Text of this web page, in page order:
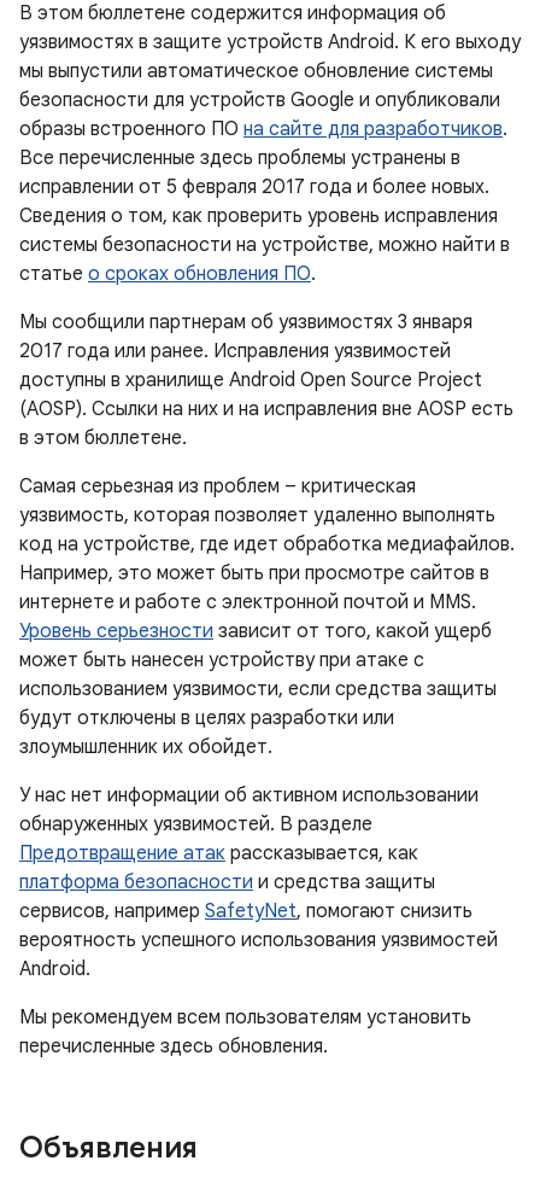
В этом бюллетене содержится информация об
уязвимостях в защите устройств Android. К его выходу
мы выпустили автоматическое обновление системы
безопасности для устройств Google и опубликовали
образы встроенного ПО на сайте для разработчиков.
Все перечисленные здесь проблемы устранены в
исправлении от 5 февраля 2017 года и более новых.
Сведения о том, как проверить уровень исправления
системы безопасности на устройстве, можно найти в
статье о сроках обновления ПО.
Мы сообщили партнерам об уязвимостях 3 января
2017 года или ранее. Исправления уязвимостей
доступны в хранилище Android Open Source Project
(AOSP). Ссылки на них и на исправления вне AOSP есть
в этом бюллетене.
Самая серьезная из проблем – критическая
уязвимость, которая позволяет удаленно выполнять
код на устройстве, где идет обработка медиафайлов.
Например, это может быть при просмотре сайтов в
интернете и работе с электронной почтой и MMS.
Уровень серьезности зависит от того, какой ущерб
может быть нанесен устройству при атаке с
использованием уязвимости, если средства защиты
будут отключены в целях разработки или
злоумышленник их обойдет.
У нас нет информации об активном использовании
обнаруженных уязвимостей. В разделе
Предотвращение атак рассказывается, как
платформа безопасности и средства защиты
сервисов, например SafetyNet, помогают снизить
вероятность успешного использования уязвимостей
Android.
Мы рекомендуем всем пользователям установить
перечисленные здесь обновления.
Объявления